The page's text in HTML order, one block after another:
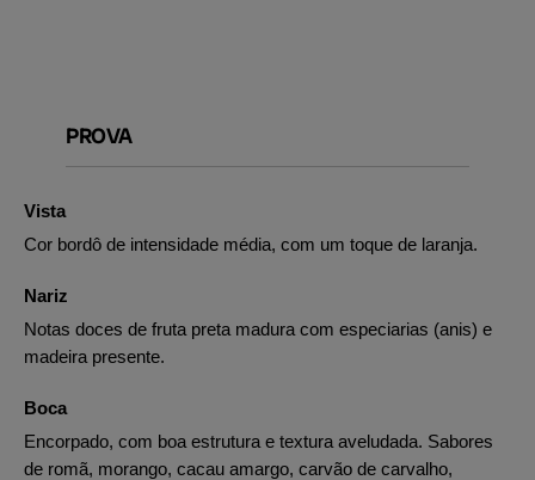
PROVA
Vista
Cor bordô de intensidade média, com um toque de laranja.
Nariz
Notas doces de fruta preta madura com especiarias (anis) e
madeira presente.
Boca
Encorpado, com boa estrutura e textura aveludada. Sabores
de romã, morango, cacau amargo, carvão de carvalho,